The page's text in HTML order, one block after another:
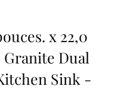
x 22,0
Granite Dual
Sink -